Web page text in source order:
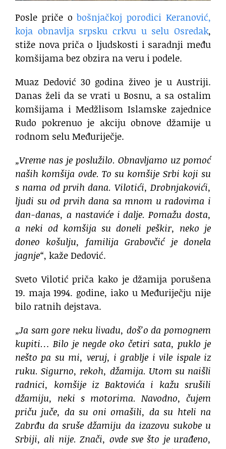
Posle priče obošnjačkoj porodici Keranović,
koja obnavlja srpsku crkvu u selu Osredak,
stiže nova priča o ljudskosti i saradnji među
komšijama bez obzira na veru i podele.
Muaz Dedović 30 godina živeo je u Austriji.
Danas želi da se vrati u Bosnu, a sa ostalim
komšijama i Medžlisom Islamske zajednice
Rudo pokrenuo je akciju obnove džamije u
rodnom selu Međuriječje.
„Vreme nas je poslužilo. Obnavljamo uz pomoć
naših komšija ovde. To su komšije Srbi koji su
s nama od prvih dana. Vilotići, Drobnjakovići,
ljudi su od prvih dana sa mnom u radovima i
dan-danas, a nastaviće i dalje. Pomažu dosta,
a neki od komšija su doneli peškir, neko je
doneo košulju, familija Grabovčić je donela
jagnje“, kaže Dedović.
Sveto Vilotić priča kako je džamija porušena
19. maja 1994. godine, iako u Međuriječju nije
bilo ratnih dejstava.
„Ja sam gore neku livadu, doš’o da pomognem
kupiti… Bilo je negde oko četiri sata, puklo je
nešto pa su mi, veruj, i grablje i vile ispale iz
ruku. Sigurno, rekoh, džamija. Utom su naišli
radnici, komšije iz Baktovića i kažu srušili
džamiju, neki s motorima. Navodno, čujem
priču juče, da su oni omašili, da su hteli na
Zabrđu da sruše džamiju da izazovu sukobe u
Srbiji, ali nije. Znači, ovde sve što je urađeno,